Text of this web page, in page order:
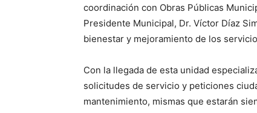
coordinación con Obras Públicas
Presidente Municipal, Dr. Víctor Díaz
bienestar y mejoramiento de los
Con la llegada de esta unidad
solicitudes de servicio y peticiones
mantenimiento, mismas que estarán